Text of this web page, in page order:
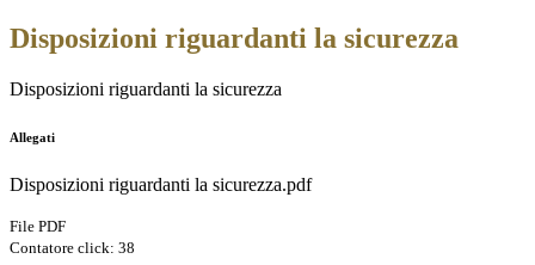
Disposizioni riguardanti la sicurezza
Disposizioni riguardanti la sicurezza
Allegati
Disposizioni riguardanti la sicurezza.pdf
File PDF
Contatore click: 38